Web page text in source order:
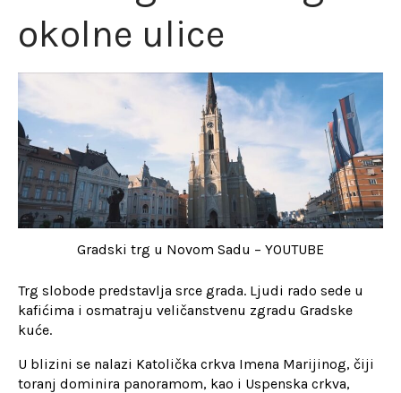
okolne ulice
Gradski trg u Novom Sadu – YOUTUBE
Trg slobode predstavlja srce grada. Ljudi rado sede u
kafićima i osmatraju veličanstvenu zgradu Gradske
kuće.
U blizini se nalazi Katolička crkva Imena Marijinog, čiji
toranj dominira panoramom, kao i Uspenska crkva,